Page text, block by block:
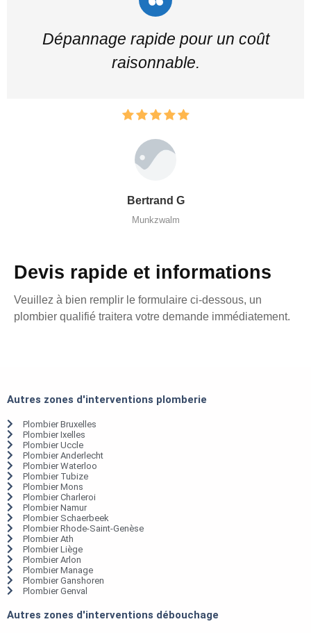
Dépannage rapide pour un coût
raisonnable.
Bertrand G
Munkzwalm
Devis rapide et informations
Veuillez à bien remplir le formulaire ci-dessous, un
plombier qualifié traitera votre demande immédiatement.
Autres zones d'interventions plomberie
Plombier Bruxelles
Plombier Ixelles
Plombier Uccle
Plombier Anderlecht
Plombier Waterloo
Plombier Tubize
Plombier Mons
Plombier Charleroi
Plombier Namur
Plombier Schaerbeek
Plombier Rhode-Saint-Genèse
Plombier Ath
Plombier Liège
Plombier Arlon
Plombier Manage
Plombier Ganshoren
Plombier Genval
Autres zones d'interventions débouchage